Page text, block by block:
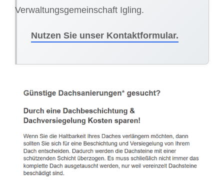
Verwaltungsgemeinschaft Igling.
Nutzen Sie unser Kontaktformular.